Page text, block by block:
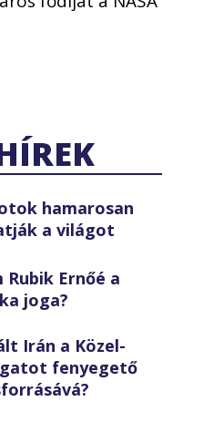
hamarosan
a világot
Ernőé a
joga?
Irán a Közel-
fenyegető